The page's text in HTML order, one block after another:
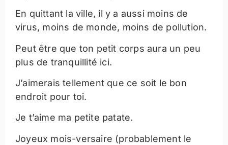
En quittant la ville, il y a aussi moins de
virus, moins de monde, moins de pollution.
Peut être que ton petit corps aura un peu
plus de tranquillité ici.
J’aimerais tellement que ce soit le bon
endroit pour toi.
Je t’aime ma petite patate.
Joyeux mois-versaire (probablement le